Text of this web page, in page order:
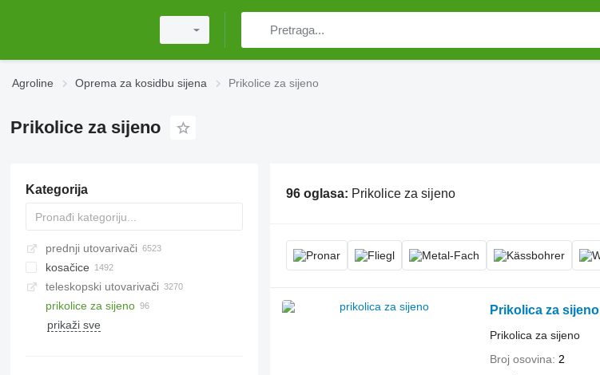
Agroline Oprema za kosidbu sijena Prikolice za sijeno
Prikolice za sijeno
Kategorija
prednji utovarivači
kosačice
rotacione kosilice
roto-kosačice s gnječilom
kranske kosilice
teleskopski utovarivači
prikolice za sijeno
prikaži sve
96 oglasa: Prikolice za sijeno
Prikolica za sijeno
Prikolica za sijeno
Broj osovina
2